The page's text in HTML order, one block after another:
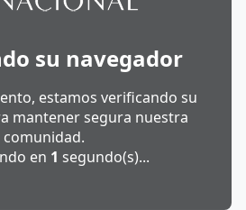
su navegador
estamos verificando su
mantener segura nuestra
comunidad.
en 1 segundo(s)...